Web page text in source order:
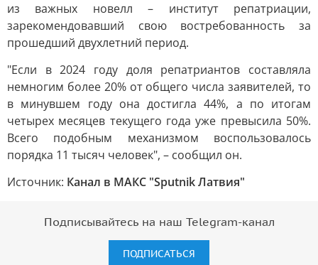
из важных новелл – институт репатриации,
зарекомендовавший свою востребованность за
прошедший двухлетний период.
"Если в 2024 году доля репатриантов составляла
немногим более 20% от общего числа заявителей, то
в минувшем году она достигла 44%, а по итогам
четырех месяцев текущего года уже превысила 50%.
Всего подобным механизмом воспользовалось
порядка 11 тысяч человек", – сообщил он.
Источник: Канал в МАКС "Sputnik Латвия"
Подписывайтесь на наш Telegram-канал
ПОДПИСАТЬСЯ